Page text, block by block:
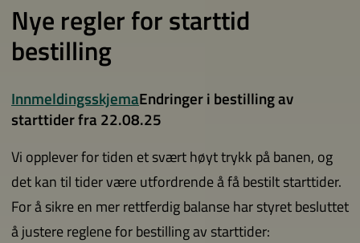
Nye regler for starttid
bestilling
InnmeldingsskjemaEndringer i bestilling av
starttider fra 22.08.25
Vi opplever for tiden et svært høyt trykk på banen, og
det kan til tider være utfordrende å få bestilt starttider.
For å sikre en mer rettferdig balanse har styret besluttet
å justere reglene for bestilling av starttider: